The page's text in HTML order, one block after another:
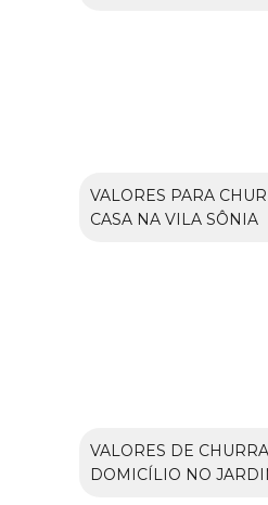
VALORES PARA
CASA NA VILA SÔNIA
VALORES DE
DOMICÍLIO NO